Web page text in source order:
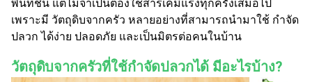
พื้นที่ชื้น แต่ไม่จำเป็นต้องใช้สารเคมีแรงทุกครั้งเสมอไป
เพราะมี วัตถุดิบจากครัว หลายอย่างที่สามารถนำมาใช้ กำจัด
ปลวก ได้ง่าย ปลอดภัย และเป็นมิตรต่อคนในบ้าน
วัตถุดิบจากครัวที่ใช้กำจัดปลวกได้ มีอะไรบ้าง?